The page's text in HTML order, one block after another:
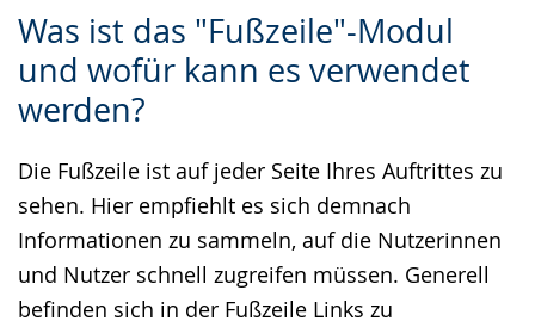
Was ist das "Fußzeile"-Modul
und wofür kann es verwendet
werden?
Die Fußzeile ist auf jeder Seite Ihres Auftrittes zu
sehen. Hier empfiehlt es sich demnach
Informationen zu sammeln, auf die Nutzerinnen
und Nutzer schnell zugreifen müssen. Generell
befinden sich in der Fußzeile Links zu
Leichten
Sprache
wechseln.
Audio-
Unterstützung.
Video
in
Deutscher
wird
angezeigt.